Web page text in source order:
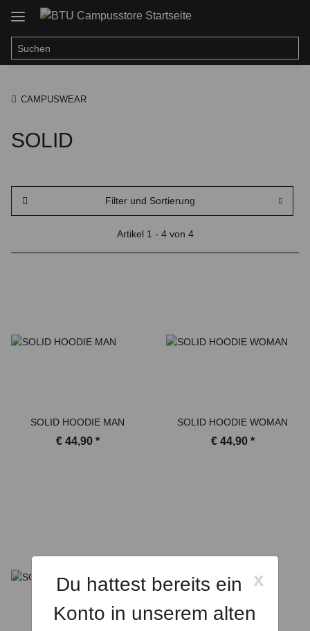
CAMPUSWEAR
SOLID
Filter und Sortierung
Artikel 1 - 4 von 4
SOLID HOODIE MAN
€ 44,90 *
SOLID HOODIE WOMAN
€ 44,90 *
x
Du hattest bereits ein
Konto in unserem alten